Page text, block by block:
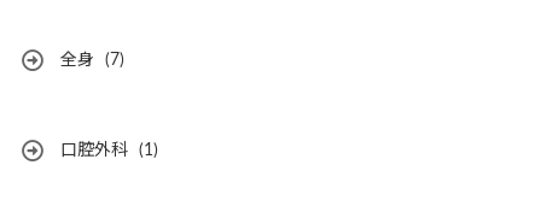
全身 (7)
口腔外科 (1)